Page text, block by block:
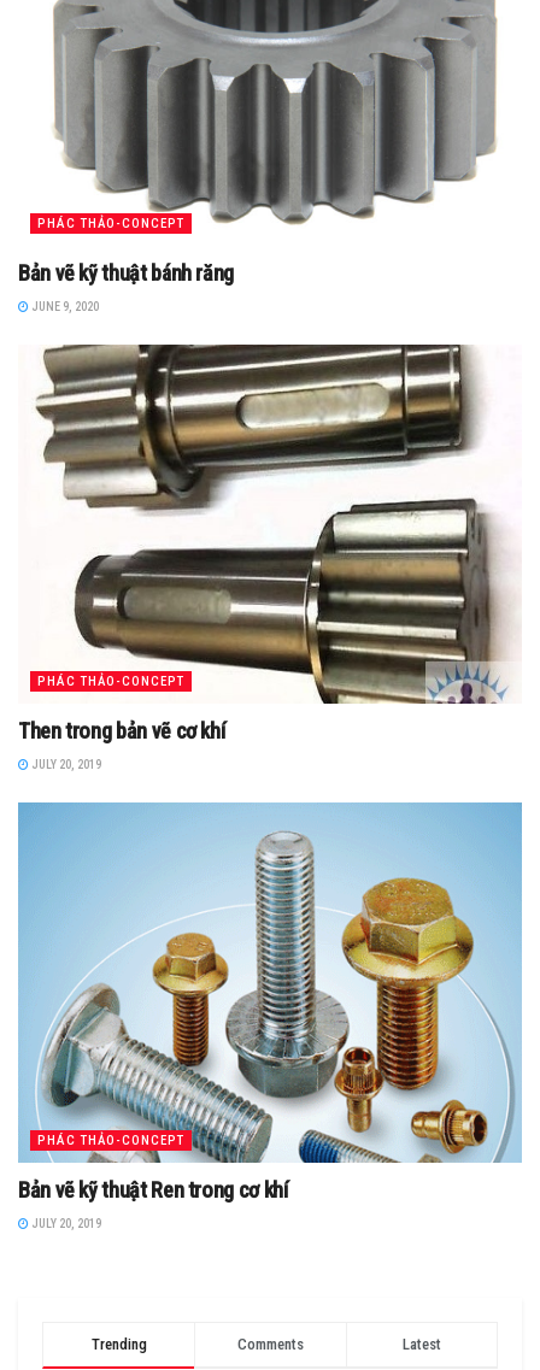
PHÁC THẢO-CONCEPT
Bản vẽ kỹ thuật bánh răng
JUNE 9, 2020
PHÁC THẢO-CONCEPT
Then trong bản vẽ cơ khí
JULY 20, 2019
PHÁC THẢO-CONCEPT
Bản vẽ kỹ thuật Ren trong cơ khí
JULY 20, 2019
Trending Comments Latest